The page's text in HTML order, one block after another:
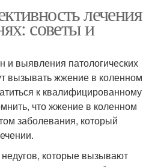
лечения
советы и
и выявления патологических
вызывать жжение в коленном
к квалифицированному
что жжение в коленном
заболевания, который
которые вызывают